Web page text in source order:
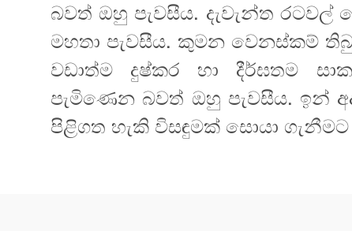
බවත් ඔහු පැවසීය. දැවැන්ත රටවල්
මහතා පැවසීය. කුමන වෙනස්කම්
වඩාත්ම දුෂ්කර හා දීර්ඝතම
පැමිණෙන බවත් ඔහු පැවසීය. ඉන්
පිළිගත හැකි විසඳුමක් සොයා ගැනීමට